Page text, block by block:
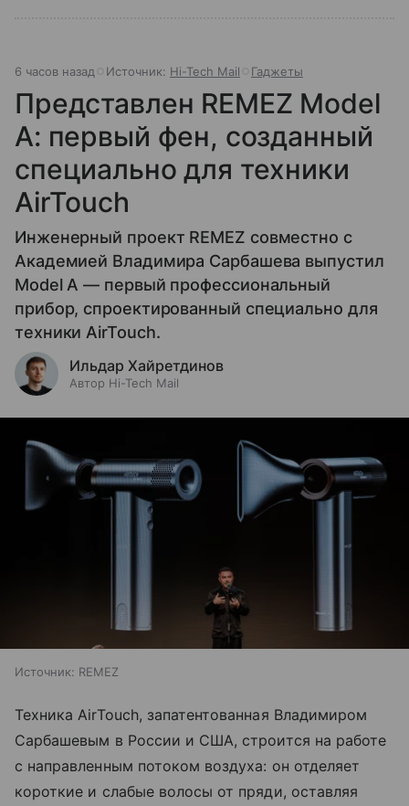
6 часов назад Источник: Hi-Tech Mail Гаджеты
Представлен REMEZ Model
A: первый фен, созданный
специально для техники
AirTouch
Инженерный проект REMEZ совместно с
Академией Владимира Сарбашева выпустил
Model A — первый профессиональный
прибор, спроектированный специально для
техники AirTouch.
Ильдар Хайретдинов
Автор Hi-Tech Mail
Источник: REMEZ
Техника AirTouch, запатентованная Владимиром
Сарбашевым в России и США, строится на работе
с направленным потоком воздуха: он отделяет
короткие и слабые волосы от пряди, оставляя